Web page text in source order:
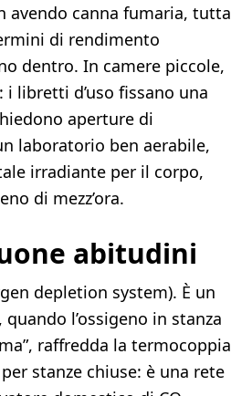
avendo canna fumaria, tutta
di rendimento
dentro. In camere piccole,
libretti d’uso fissano una
aperture di
laboratorio ben aerabile,
irradiante per il corpo,
di mezz’ora.
abitudini
depletion system). È un
l’ossigeno in stanza
raffredda la termocoppia
stanze chiuse: è una rete